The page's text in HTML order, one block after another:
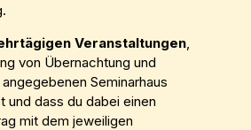
Veranstaltungen
von Übernachtung und
Seminarhaus
und dass du dabei einen
mit dem jeweiligen